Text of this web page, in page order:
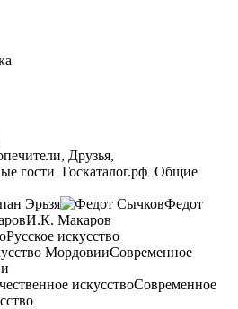
Друзья,
гости Госкаталог.рф Общие
Эрьзя
Федот
И.К. Макаров
Русское искусство
Современное
Современное